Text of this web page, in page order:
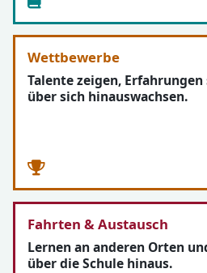
Wettbewerbe
Talente zeigen,
über sich hinauswachsen.
Fahrten & Austausch
Lernen an anderen Orten
über die Schule hinaus.